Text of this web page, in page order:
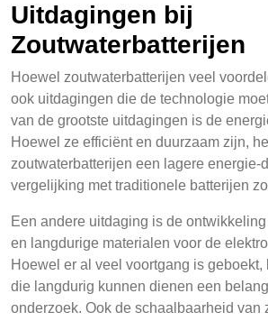
Uitdagingen bij
Zoutwaterbatterijen
Hoewel zoutwaterbatterijen veel
ook uitdagingen die de technologie
van de grootste uitdagingen is de
Hoewel ze efficiënt en duurzaam zijn,
zoutwaterbatterijen een lagere energie-
vergelijking met traditionele batterijen
Een andere uitdaging is de
en langdurige materialen voor de
Hoewel er al veel voortgang is
die langdurig kunnen dienen een
onderzoek. Ook de schaalbaarheid van